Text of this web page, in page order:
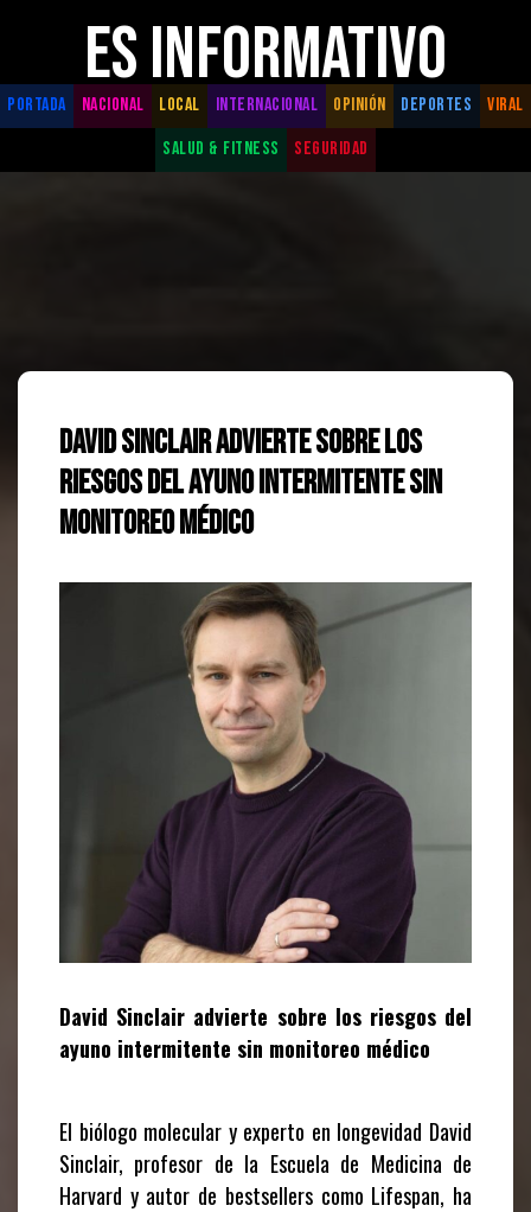
ES INFORMATIVO
PORTADA NACIONAL LOCAL INTERNACIONAL OPINIÓN DEPORTES
VIRAL
SALUD & FITNESS
SEGURIDAD
David Sinclair advierte sobre los
riesgos del ayuno intermitente sin
monitoreo médico
David Sinclair advierte sobre los riesgos del
ayuno intermitente sin monitoreo médico
El biólogo molecular y experto en longevidad David
Sinclair, profesor de la Escuela de Medicina de
Harvard y autor de bestsellers como Lifespan, ha